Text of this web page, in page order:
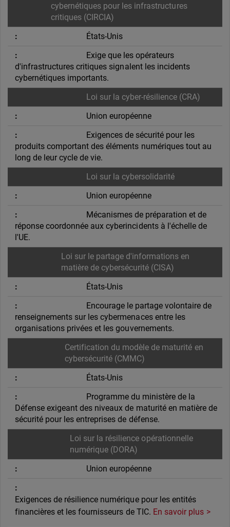
cybernétiques pour les infrastructures
critiques (CIRCIA)
États-Unis
Exige que les opérateurs
d'infrastructures critiques signalent les incidents
cybernétiques importants.
Loi sur la cyber-résilience (CRA)
Union européenne
Exigences de sécurité pour les
produits comportant des éléments numériques tout au
long de leur cycle de vie.
Loi sur la cybersolidarité
Union européenne
Mécanismes de préparation et de
réponse coordonnée aux cyberincidents à l'échelle de
l'UE.
Loi sur le partage d'informations en
matière de cybersécurité (CISA)
États-Unis
Encourage le partage volontaire de
renseignements sur les cybermenaces entre les
organisations privées et les gouvernements.
Certification du modèle de maturité en
cybersécurité (CMMC)
États-Unis
Programme du ministère de la
Défense exigeant des niveaux de maturité en matière de
sécurité pour les entreprises de défense.
Loi sur la résilience opérationnelle
numérique (DORA)
Union européenne
Exigences de résilience numérique pour les entités
financières et les fournisseurs de TIC. En savoir plus